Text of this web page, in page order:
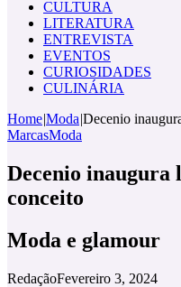
CULTURA
LITERATURA
ENTREVISTA
EVENTOS
CURIOSIDADES
CULINÁRIA
Home|Moda|Decenio
MarcasModa
Decenio inaugura
conceito
Moda e glamour
RedaçãoFevereiro 3, 2024